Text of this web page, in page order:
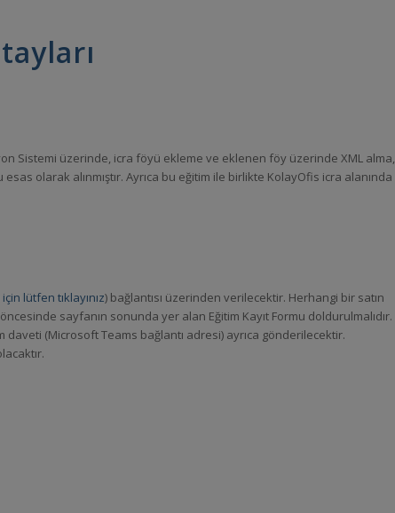
Sistemi üzerinde, icra föyü ekleme ve eklenen föy üzerinde XML alma,
olarak alınmıştır. Ayrıca bu eğitim ile birlikte KolayOfis icra alanında
lütfen tıklayınız) bağlantısı üzerinden verilecektir. Herhangi bir satın
sayfanın sonunda yer alan Eğitim Kayıt Formu doldurulmalıdır.
(Microsoft Teams bağlantı adresi) ayrıca gönderilecektir.